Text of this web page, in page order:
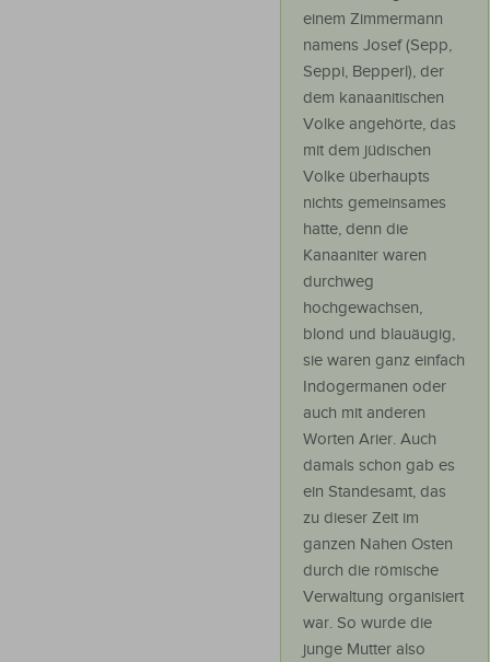
einem Zimmermann
namens Josef (Sepp,
Seppi, Bepperl), der
dem kanaanitischen
Volke angehörte, das
mit dem jüdischen
Volke überhaupts
nichts gemeinsames
hatte, denn die
Kanaaniter waren
durchweg
hochgewachsen,
blond und blauäugig,
sie waren ganz einfach
Indogermanen oder
auch mit anderen
Worten Arier. Auch
damals schon gab es
ein Standesamt, das
zu dieser Zeit im
ganzen Nahen Osten
durch die römische
Verwaltung organisiert
war. So wurde die
junge Mutter also